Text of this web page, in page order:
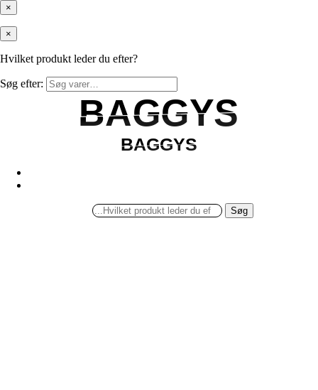
×
×
Hvilket produkt leder du efter?
Søg efter:
BAGGYS
BAGGYS
BAGGYS
BAGGYS
Søg